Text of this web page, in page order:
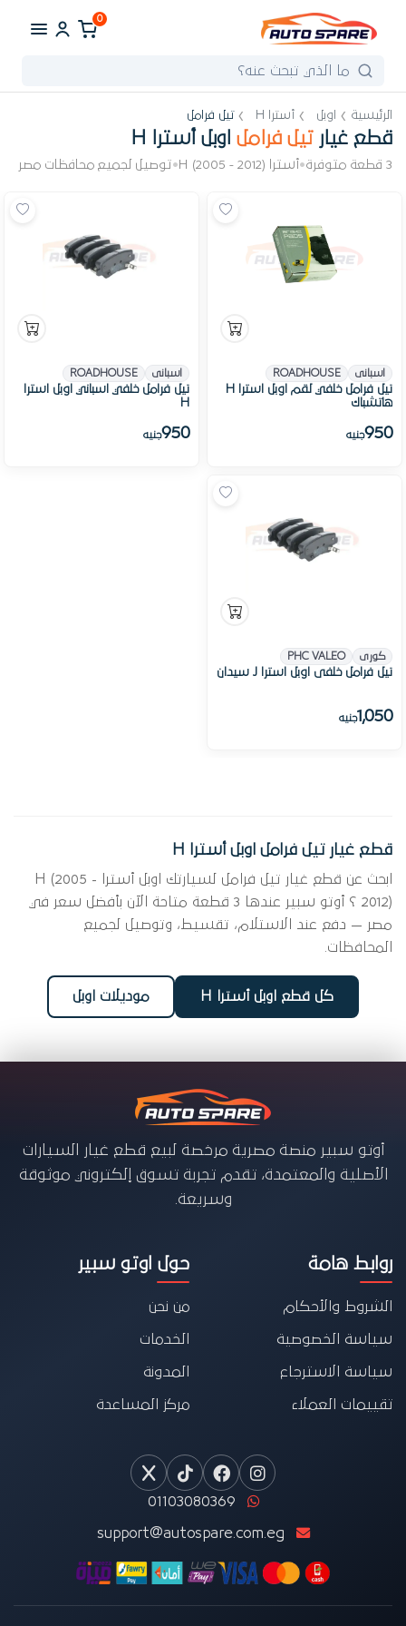
0
الرئيسية اوبل أسترا H تيل فرامل
قطع غيار تيل فرامل اوبل أسترا H
3 قطعة متوفرة •أسترا H (2005 - 2012) •توصيل لجميع محافظات مصر
اسبانى ROADHOUSE
تيل فرامل خلفي لقم اوبل استرا H
هاتشباك
950جنيه
اسبانى ROADHOUSE
تيل فرامل خلفي اسباني اوبل استرا
H
950جنيه
كورى PHC VALEO
تيل فرامل خلفى اوبل استرا J سيدان
1,050جنيه
قطع غيار تيل فرامل اوبل أسترا H
ابحث عن قطع غيار تيل فرامل لسيارتك اوبل أسترا H (2005 -
2012) ؟ أوتو سبير عندها 3 قطعة متاحة الآن بأفضل سعر في
مصر — دفع عند الاستلام، تقسيط، وتوصيل لجميع
المحافظات.
كل قطع اوبل أسترا H موديلات اوبل
أوتو سبير منصة مصرية مرخصة لبيع قطع غيار السيارات
الأصلية والمعتمدة، تقدم تجربة تسوق إلكتروني موثوقة
وسريعة.
روابط هامة
الشروط والأحكام
سياسة الخصوصية
سياسة الاسترجاع
تقييمات العملاء
حول اوتو سبير
من نحن
الخدمات
المدونة
مركز المساعدة